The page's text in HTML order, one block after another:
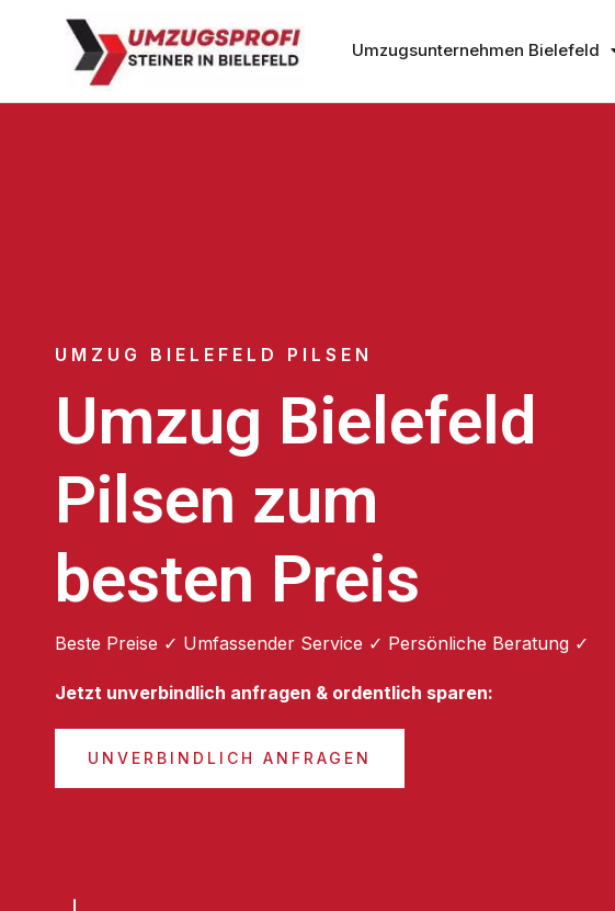
Umzugsunternehmen Bielefeld
UMZUG BIELEFELD PILSEN
Umzug Bielefeld
Pilsen zum
besten Preis
Beste Preise ✓ Umfassender Service ✓ Persönliche Beratung ✓
Jetzt unverbindlich anfragen & ordentlich sparen:
UNVERBINDLICH ANFRAGEN